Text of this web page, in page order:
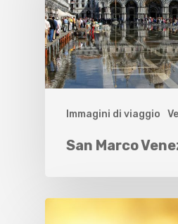
Immagini di viaggio
San Marco